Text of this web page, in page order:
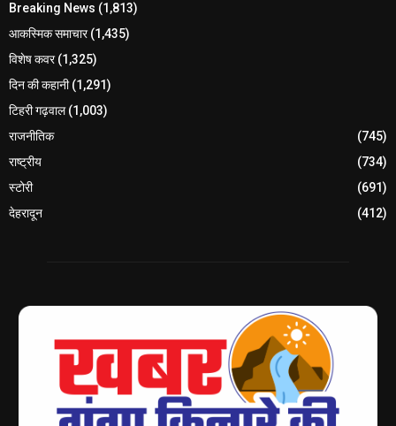
Breaking News (1,813)
आकस्मिक समाचार(1,435)
विशेष कवर(1,325)
दिन की कहानी(1,291)
टिहरी गढ़वाल(1,003)
राजनीतिक
(745)
राष्ट्रीय
(734)
स्टोरी
(691)
देहरादून
(412)